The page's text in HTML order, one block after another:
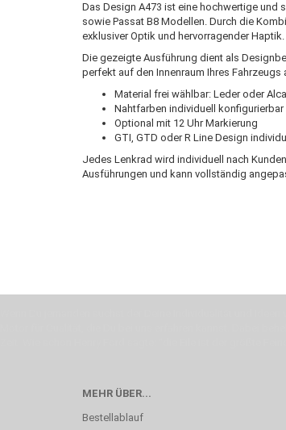
Das Design A473 ist eine hochwertige und
sowie Passat B8 Modellen. Durch die
exklusiver Optik und hervorragender Haptik.
Die gezeigte Ausführung dient als
perfekt auf den Innenraum Ihres
Material frei wählbar: Leder oder
Nahtfarben individuell konfigurierbar
Optional mit 12 Uhr Markierung
GTI, GTD oder R Line Design
Jedes Lenkrad wird individuell nach
Ausführungen und kann vollständig
Motor für Qualität, die Du bei uns erfahren kannst. Dabei
MEHR ÜBER...
Bestellablauf